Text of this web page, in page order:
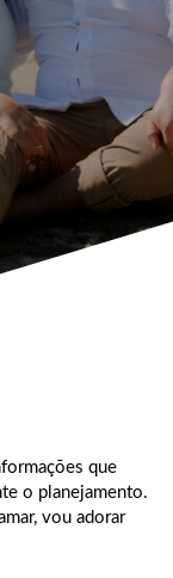
que
o planejamento.
vou adorar